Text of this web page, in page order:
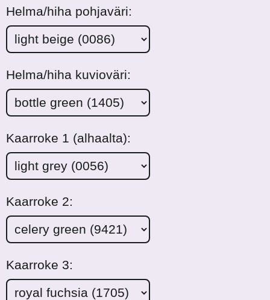
Helma/hiha pohjaväri:
Helma/hiha kuvioväri:
Kaarroke 1 (alhaalta):
Kaarroke 2:
Kaarroke 3: